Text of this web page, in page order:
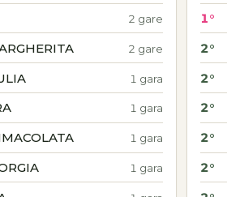
2 gare
2 gare
1 gara
1 gara
1 gara
1 gara
1°
2°
2°
2°
2°
2°